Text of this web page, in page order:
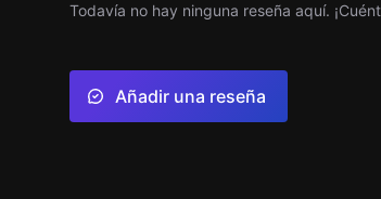
Todavía no hay ninguna reseña aquí.
Añadir una reseña